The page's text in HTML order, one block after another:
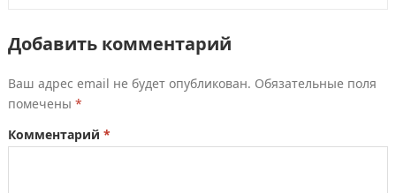
Добавить комментарий
Ваш адрес email не будет опубликован. Обязательные поля
помечены *
Комментарий *